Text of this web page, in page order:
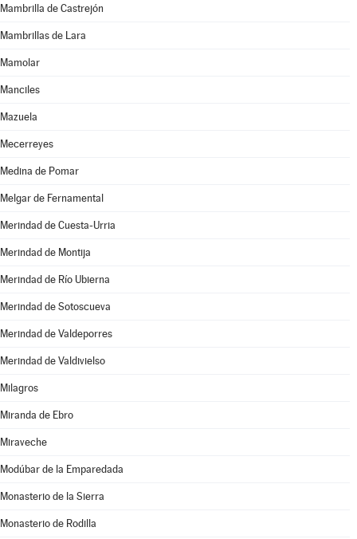
Mambrilla de Castrejón
Mambrillas de Lara
Mamolar
Manciles
Mazuela
Mecerreyes
Medina de Pomar
Melgar de Fernamental
Merindad de Cuesta-Urria
Merindad de Montija
Merindad de Río Ubierna
Merindad de Sotoscueva
Merindad de Valdeporres
Merindad de Valdivielso
Milagros
Miranda de Ebro
Miraveche
Modúbar de la Emparedada
Monasterio de la Sierra
Monasterio de Rodilla